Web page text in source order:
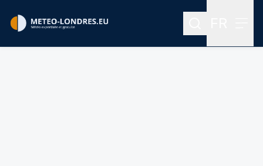
Rechercher